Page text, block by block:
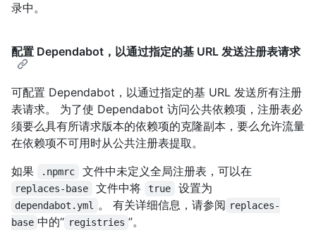
录中。
配置 Dependabot，以通过指定的基 URL 发送注册表请求
可配置 Dependabot，以通过指定的基 URL 发送所有注册
表请求。 为了使 Dependabot 访问公共依赖项，注册表必
须要么具有所请求版本的依赖项的克隆副本，要么允许流量
在依赖项不可用时从公共注册表提取。
如果
.npmrc 文件中未定义全局注册表，可以在
replaces-base 文件中将 true 设置为
dependabot.yml 。 有关详细信息，请参阅 replaces-
base 中的“ registries ”。